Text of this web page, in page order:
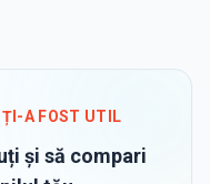
ȚI-A FOST UTIL
și să compari